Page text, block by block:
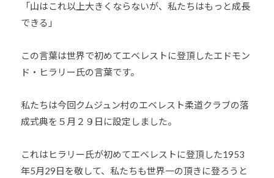
「山はこれ以上大きくならないが、私たちはもっと成長
できる」
この言葉は世界で初めてエベレストに登頂したエドモン
ド・ヒラリー氏の言葉です。
私たちは今回クムジュン村のエベレスト柔道クラブの落
成式典を５月２９日に設定しました。
これはヒラリー氏が初めてエベレストに登頂した1953
年5月29日を敬して、私たちも世界一の頂きに登ろうと